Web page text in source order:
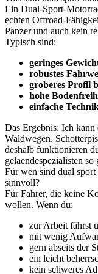
Ein Dual-Sport-
echten Offroad-
Panzer und auch kein
Typisch sind:
geringes
robustes
groberes Profil
hohe
einfache
Das Ergebnis: Ich
Waldwegen,
deshalb funktionieren
gelaendespezialisten
Für wen sind dual sport
sinnvoll?
Für Fahrer, die keine
wollen. Wenn du:
zur Arbeit fährst
mit wenig
gern abseits der
ein leicht
kein schweres